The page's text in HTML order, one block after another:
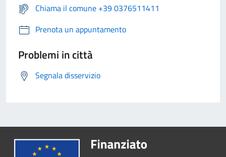
Chiama il comune +39 0376511411
Prenota un appuntamento
Problemi in città
Segnala disservizio